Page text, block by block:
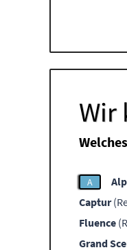
Wir
A
Captur
Fluence
Grand